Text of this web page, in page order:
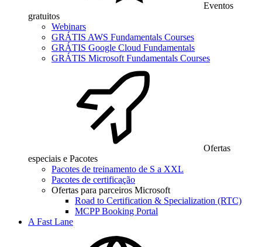
Eventos
gratuitos
Webinars
GRÁTIS AWS Fundamentals Courses
GRÁTIS Google Cloud Fundamentals
GRÁTIS Microsoft Fundamentals Courses
Ofertas
especiais e Pacotes
Pacotes de treinamento de S a XXL
Pacotes de certificação
Ofertas para parceiros Microsoft
Road to Certification & Specialization (RTC)
MCPP Booking Portal
A Fast Lane